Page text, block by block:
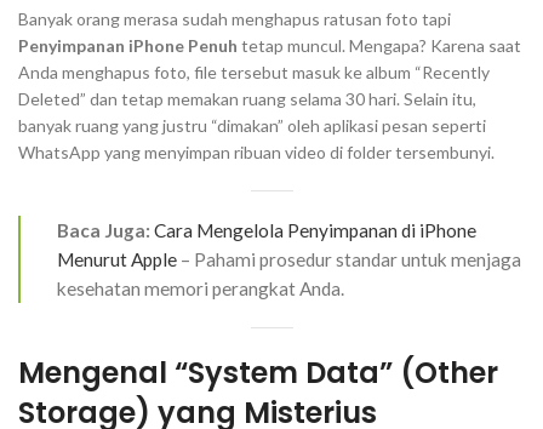
Banyak orang merasa sudah menghapus ratusan foto tapi
Penyimpanan iPhone Penuh tetap muncul. Mengapa? Karena saat
Anda menghapus foto, file tersebut masuk ke album “Recently
Deleted” dan tetap memakan ruang selama 30 hari. Selain itu,
banyak ruang yang justru “dimakan” oleh aplikasi pesan seperti
WhatsApp yang menyimpan ribuan video di folder tersembunyi.
Baca Juga: Cara Mengelola Penyimpanan di iPhone
Menurut Apple – Pahami prosedur standar untuk menjaga
kesehatan memori perangkat Anda.
Mengenal “System Data” (Other
Storage) yang Misterius